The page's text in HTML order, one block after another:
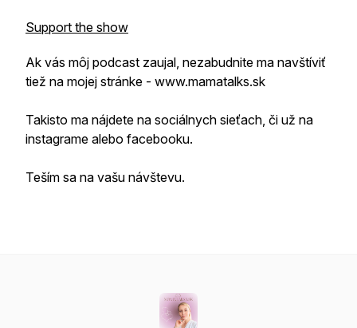
Support the show
Ak vás môj podcast zaujal, nezabudnite ma navštíviť
tiež na mojej stránke - www.mamatalks.sk
Takisto ma nájdete na sociálnych sieťach, či už na
instagrame alebo facebooku.
Teším sa na vašu návštevu.